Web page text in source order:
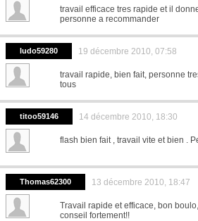
travail efficace tres rapide et il
personne a recommander
ludo59280 19 décembre 2010, 07:58
travail rapide, bien fait, personne
tous
titoo59146 14 décembre 2010, 18:30
flash bien fait , travail vite et bien .
Thomas62300 13 décembre 2010, 18:47
Travail rapide et efficace, bon
conseil fortement!!